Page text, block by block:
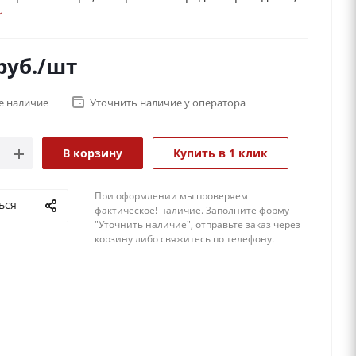
очередь, отличный подарок для любого
/шт
наличие Уточнить наличие у оператора
В корзину Купить в 1 клик
При оформлении мы проверяем
фактическое! наличие. 3аполните форму
"Уточнить наличие", отправьте заказ через
корзину либо свяжитесь по телефону.